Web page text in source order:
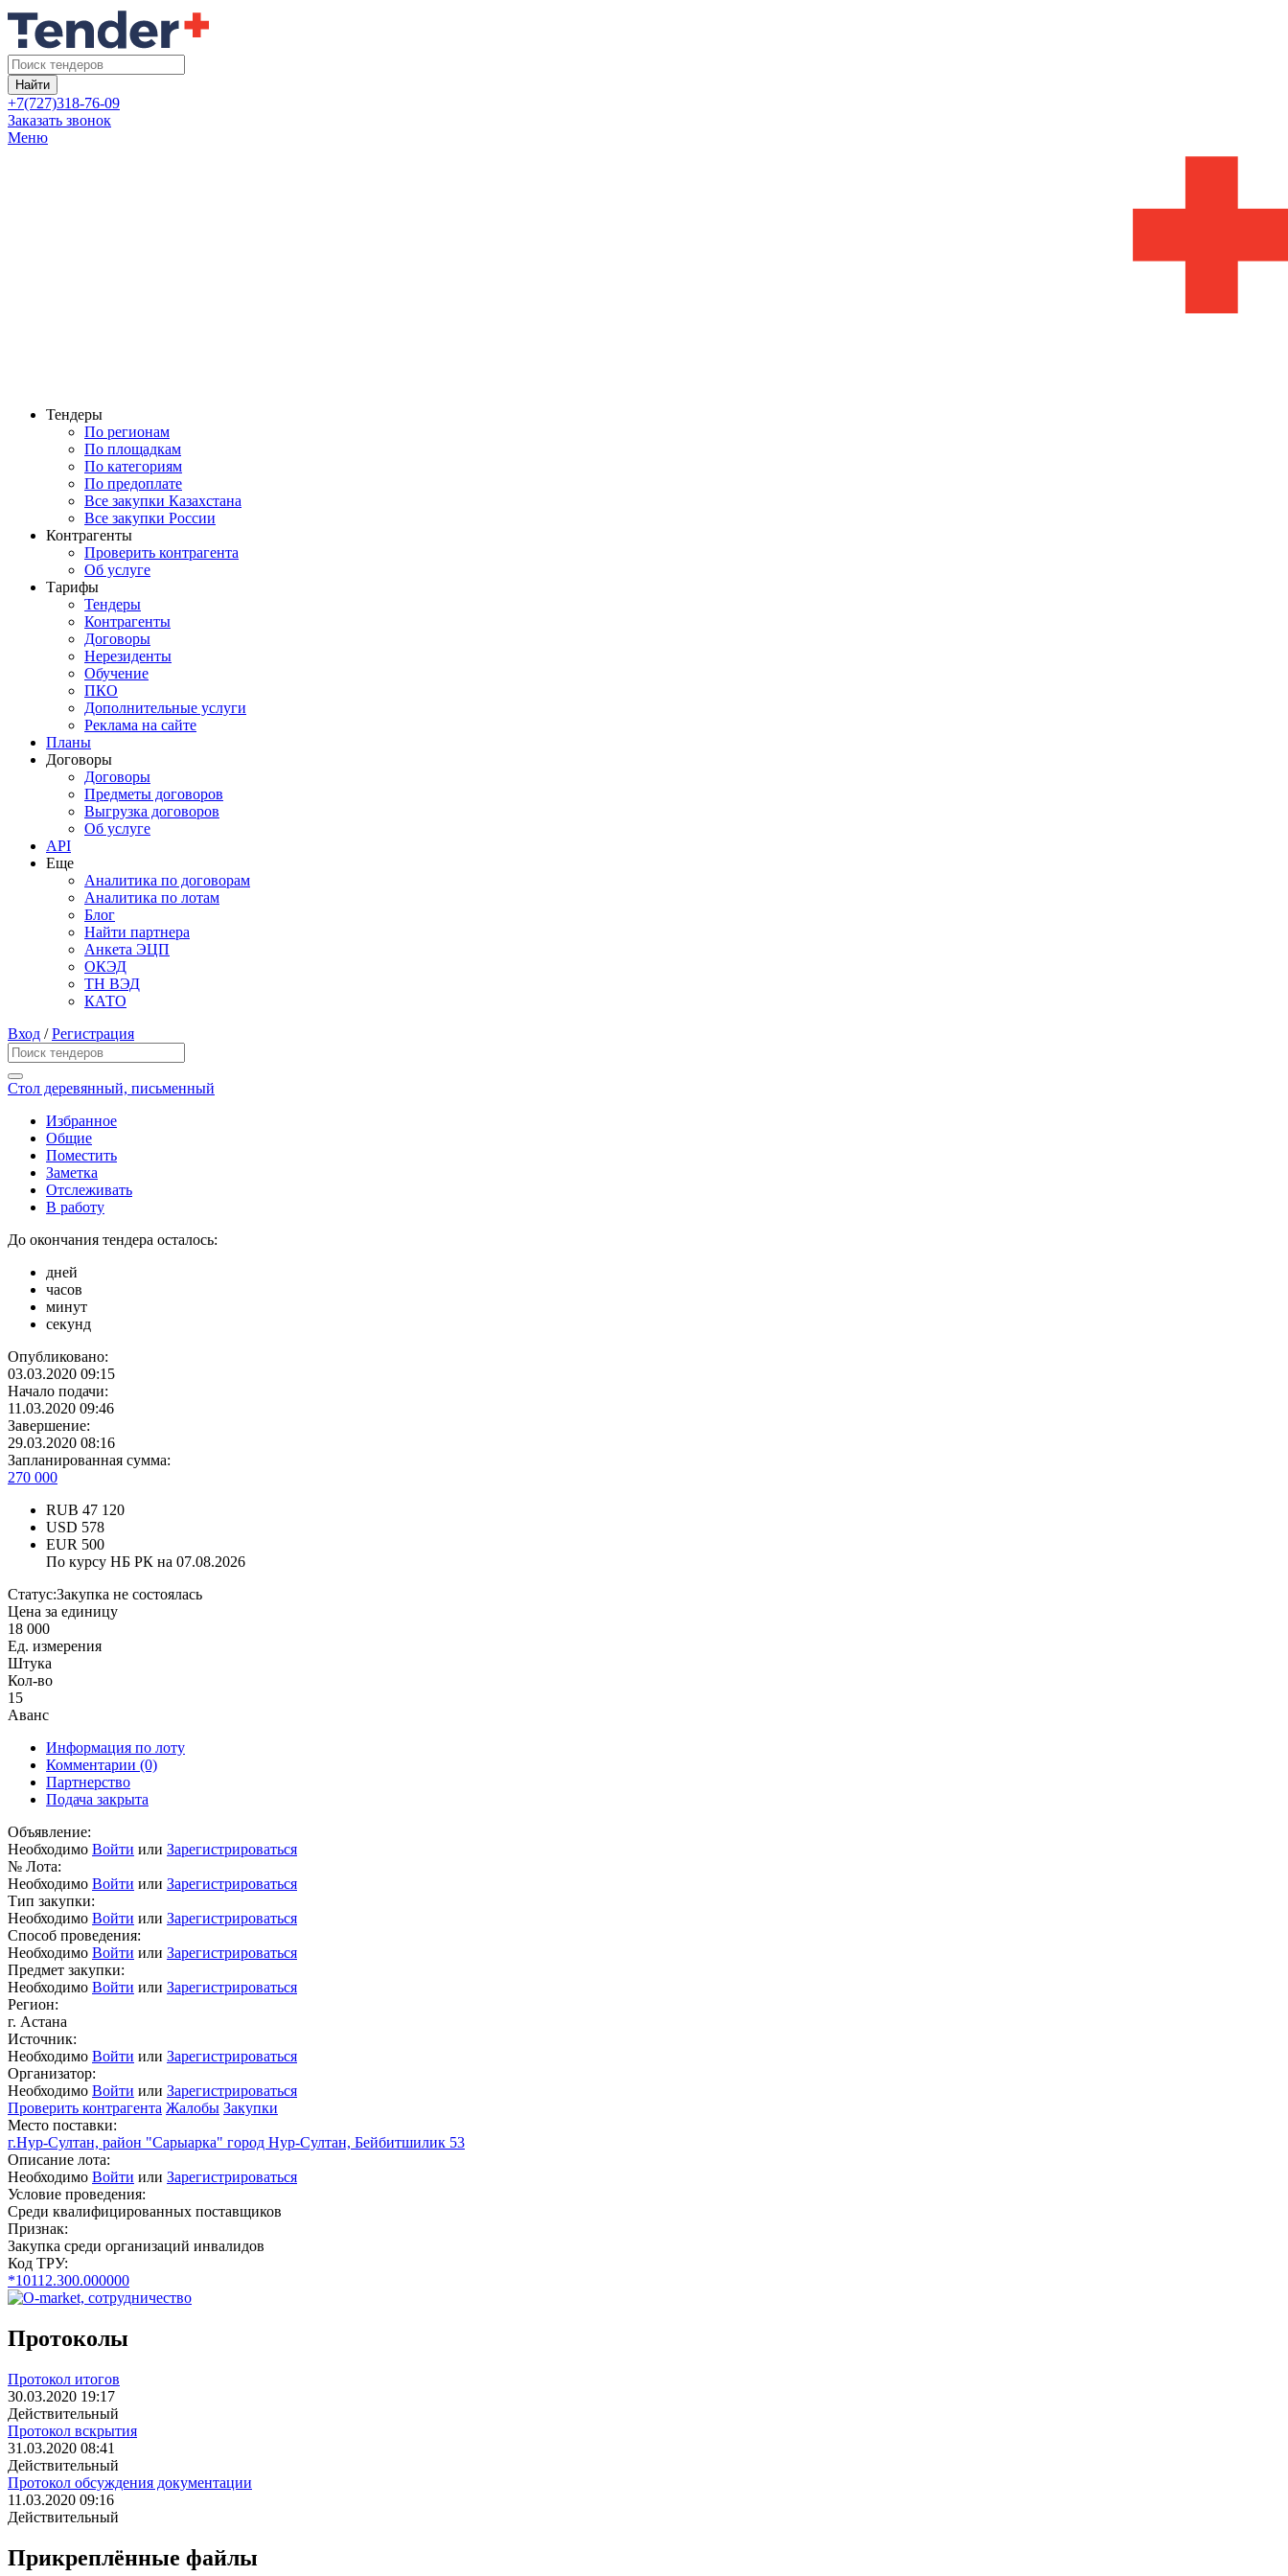
Найти
+7(727)318-76-09
Заказать звонок
Меню
Тендеры
По регионам
По площадкам
По категориям
По предоплате
Все закупки Казахстана
Все закупки России
Контрагенты
Проверить контрагента
Об услуге
Тарифы
Тендеры
Контрагенты
Договоры
Нерезиденты
Обучение
ПКО
Дополнительные услуги
Реклама на сайте
Планы
Договоры
Договоры
Предметы договоров
Выгрузка договоров
Об услуге
API
Еще
Аналитика по договорам
Аналитика по лотам
Блог
Найти партнера
Анкета ЭЦП
ОКЭД
ТН ВЭД
КАТО
Вход /Регистрация
Стол деревянный, письменный
Избранное
Общие
Поместить
Заметка
Отслеживать
В работу
До окончания тендера осталось:
дней
часов
минут
секунд
Опубликовано:
03.03.2020 09:15
Начало подачи:
11.03.2020 09:46
Завершение:
29.03.2020 08:16
Запланированная сумма:
270 000
RUB 47 120
USD 578
EUR 500
По курсу НБ РК на 07.08.2026
Статус:Закупка не состоялась
Цена за единицу
18 000
Ед. измерения
Штука
Кол-во
15
Аванс
Информация по лоту
Комментарии (0)
Партнерство
Подача закрыта
Объявление:
Необходимо Войти или Зарегистрироваться
№ Лота:
Необходимо Войти или Зарегистрироваться
Тип закупки:
Необходимо Войти или Зарегистрироваться
Способ проведения:
Необходимо Войти или Зарегистрироваться
Предмет закупки:
Необходимо Войти или Зарегистрироваться
Регион:
г. Астана
Источник:
Необходимо Войти или Зарегистрироваться
Организатор:
Необходимо Войти или Зарегистрироваться
Проверить контрагента Жалобы Закупки
Место поставки:
г.Нур-Султан, район "Сарыарка" город Нур-Султан, Бейбитшилик 53
Описание лота:
Необходимо Войти или Зарегистрироваться
Условие проведения:
Среди квалифицированных поставщиков
Признак:
Закупка среди организаций инвалидов
Код ТРУ:
*10112.300.000000
Протоколы
Протокол итогов
30.03.2020 19:17
Действительный
Протокол вскрытия
31.03.2020 08:41
Действительный
Протокол обсуждения документации
11.03.2020 09:16
Действительный
Прикреплённые файлы